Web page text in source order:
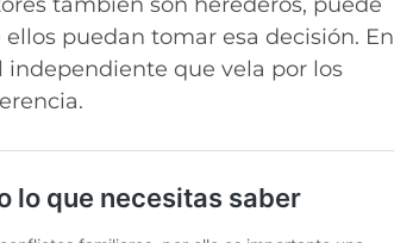
también son herederos, puede
puedan tomar esa decisión. En
independiente que vela por los